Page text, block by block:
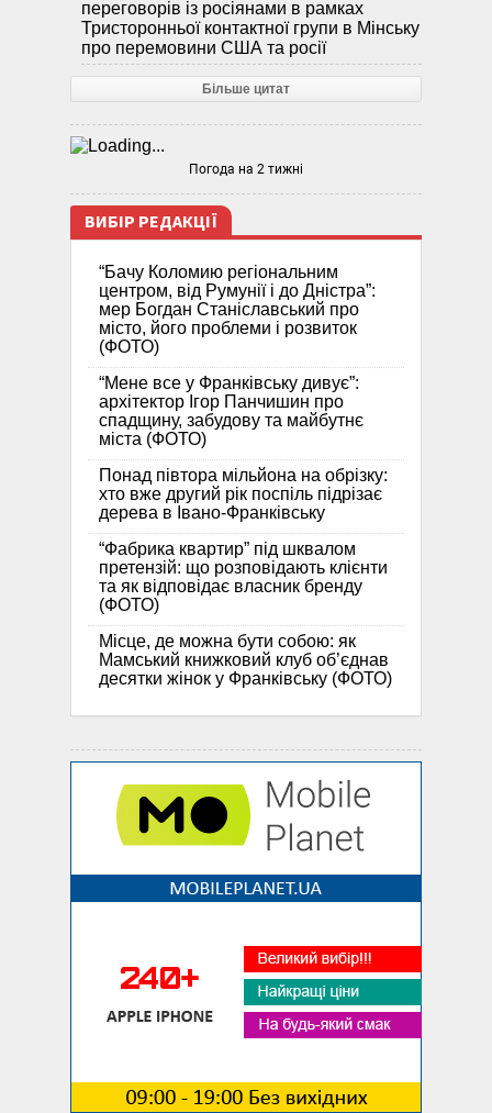
переговорів із росіянами в рамках
Тристоронньої контактної групи в Мінську
про перемовини США та росії
Більше цитат
Погода на 2 тижні
ВИБІР РЕДАКЦІЇ
“Бачу Коломию регіональним
центром, від Румунії і до Дністра”:
мер Богдан Станіславський про
місто, його проблеми і розвиток
(ФОТО)
“Мене все у Франківську дивує”:
архітектор Ігор Панчишин про
спадщину, забудову та майбутнє
міста (ФОТО)
Понад півтора мільйона на обрізку:
хто вже другий рік поспіль підрізає
дерева в Івано-Франківську
“Фабрика квартир” під шквалом
претензій: що розповідають клієнти
та як відповідає власник бренду
(ФОТО)
Місце, де можна бути собою: як
Мамський книжковий клуб об’єднав
десятки жінок у Франківську (ФОТО)